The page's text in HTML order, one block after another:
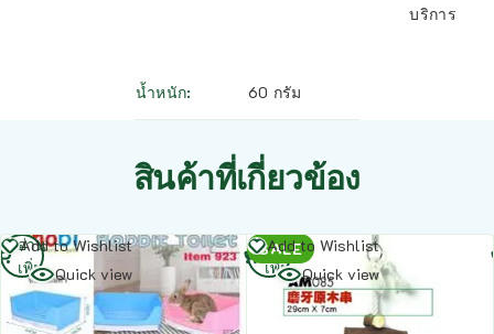
บริการ
น้ำหนัก 60 กรัม
สินค้าที่เกี่ยวข้อง
Add to Wishlist
Quick view
อ่าน
เพิ่ม
SALE
Add to Wishlist
Quick view
อ่าน
เพิ่ม